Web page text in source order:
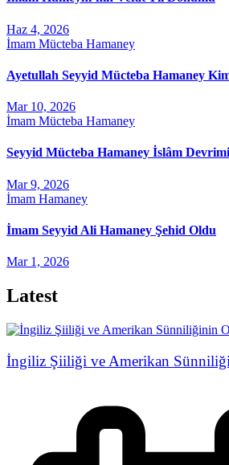
Haz 4, 2026
İmam Mücteba Hamaney
Ayetullah Seyyid Mücteba Hamaney
Mar 10, 2026
İmam Mücteba Hamaney
Seyyid Mücteba Hamaney İslâm
Mar 9, 2026
İmam Hamaney
İmam Seyyid Ali Hamaney Şehid Oldu
Mar 1, 2026
Latest
İngiliz Şiiliği ve Amerikan